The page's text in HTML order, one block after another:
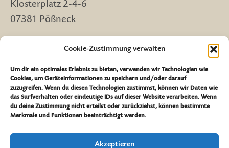
Cookie-Zustimmung verwalten
Um dir ein optimales Erlebnis zu bieten, verwenden wir Technologien wie
Cookies, um Geräteinformationen zu speichern und/oder darauf
zuzugreifen. Wenn du diesen Technologien zustimmst, können wir Daten wie
das Surfverhalten oder eindeutige IDs auf dieser Website verarbeiten. Wenn
du deine Zustimmung nicht erteilst oder zurückziehst, können bestimmte
Merkmale und Funktionen beeinträchtigt werden.
Akzeptieren
Klosterplatz 2-4-6
07381 Pößneck
Verwaltung: 03647/504769
Museumskasse: 03647/412295
Mail: museum@poessneck.de
Datenschutzerklärung